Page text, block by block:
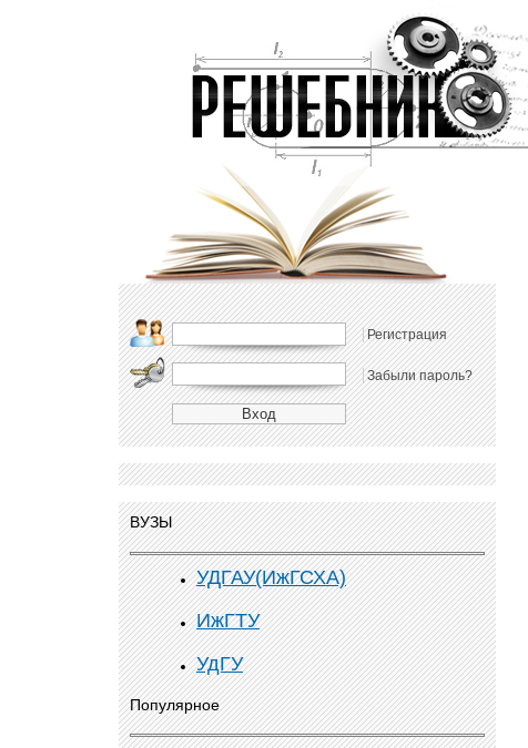
Регистрация
Забыли пароль?
ВУЗЫ
УДГАУ(ИжГСХА)
ИжГТУ
УдГУ
Популярное